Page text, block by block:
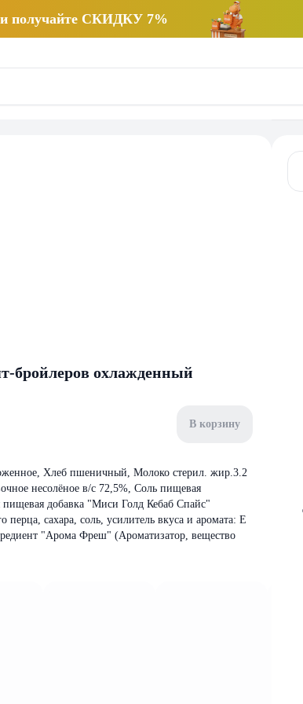
получайте СКИДКУ 7%
бройлеров охлажденный
В корзину
Хлеб пшеничный, Молоко стерил. жир.3.2
несолёное в/с 72,5%, Соль пищевая
добавка "Миси Голд Кебаб Спайс"
сахара, соль, усилитель вкуса и аромата: E
"Арома Фреш" (Ароматизатор, вещество